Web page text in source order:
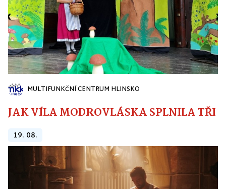
MULTIFUNKČNÍ CENTRUM HLINSKO
JAK VÍLA MODROVLÁSKA SPLNILA
19. 08.